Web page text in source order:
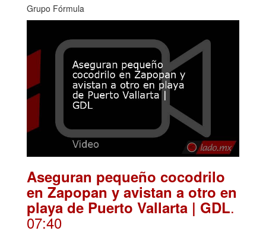
Grupo Fórmula
Aseguran pequeño cocodrilo
en Zapopan y avistan a otro en
playa de Puerto Vallarta | GDL.
07:40